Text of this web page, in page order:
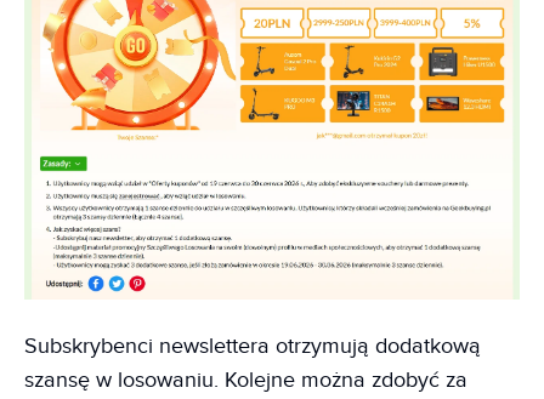
Subskrybenci newslettera otrzymują dodatkową
szansę w losowaniu. Kolejne można zdobyć za